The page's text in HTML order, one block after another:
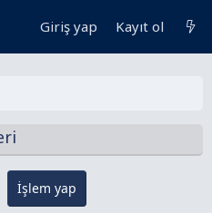
Giriş yap Kayıt ol
İşlem yap